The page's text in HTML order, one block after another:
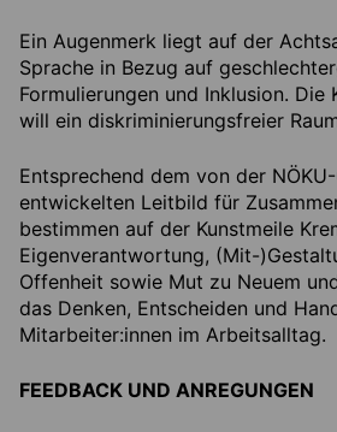
Ein Augenmerk liegt auf der
Sprache in Bezug auf
Formulierungen und Inklusion. Die
will ein diskriminierungsfreier
Entsprechend dem von der
entwickelten Leitbild für
bestimmen auf der Kunstmeile
Eigenverantwortung, (Mit-
Offenheit sowie Mut zu Neuem
das Denken, Entscheiden und
Mitarbeiter:innen im Arbeitsalltag.
FEEDBACK UND ANREGUNGEN